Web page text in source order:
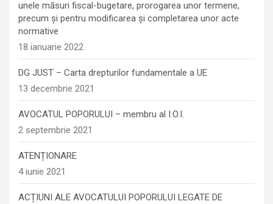
unele măsuri fiscal-bugetare, prorogarea unor termene,
precum şi pentru modificarea şi completarea unor acte
normative
18 ianuarie 2022
DG JUST – Carta drepturilor fundamentale a UE
13 decembrie 2021
AVOCATUL POPORULUI – membru al I.O.I.
2 septembrie 2021
ATENȚIONARE
4 iunie 2021
ACȚIUNI ALE AVOCATULUI POPORULUI LEGATE DE